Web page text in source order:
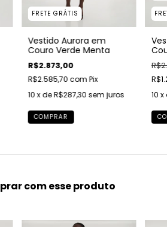
FRETE GRÁTIS
Vestido Aurora em
Couro Verde Menta
R$2.873,00
R$2.585,70 com Pix
10 x deR$287,30 sem juros
COMPRAR
10 x
com esse produto